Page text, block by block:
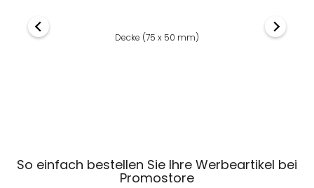
Decke (75 x 50 mm)
So einfach bestellen Sie Ihre Werbeartikel bei
Promostore